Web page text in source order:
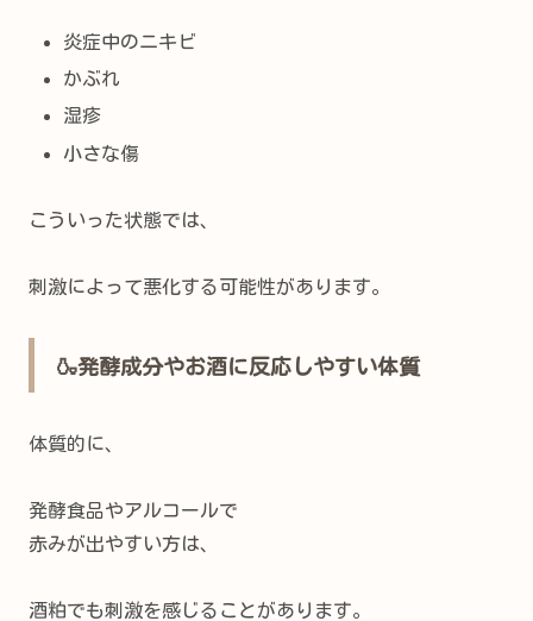
炎症中のニキビ
かぶれ
湿疹
小さな傷
こういった状態では、
刺激によって悪化する可能性があります。
🍶発酵成分やお酒に反応しやすい体質
体質的に、
発酵食品やアルコールで
赤みが出やすい方は、
酒粕でも刺激を感じることがあります。